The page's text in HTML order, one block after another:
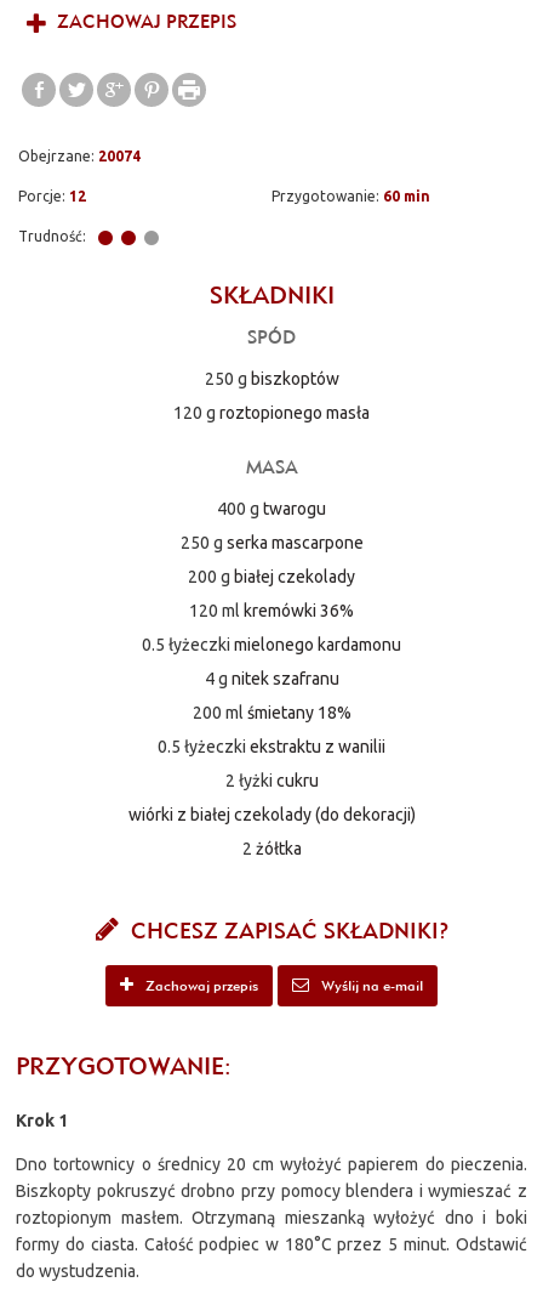
ZACHOWAJ PRZEPIS
Obejrzane: 20074
Porcje: 12 Przygotowanie: 60 min
Trudność:
SKŁADNIKI
SPÓD
250 g biszkoptów
120 g roztopionego masła
MASA
400 g twarogu
250 g serka mascarpone
200 g białej czekolady
120 ml kremówki 36%
0.5 łyżeczki mielonego kardamonu
4 g nitek szafranu
200 ml śmietany 18%
0.5 łyżeczki ekstraktu z wanilii
2 łyżki cukru
wiórki z białej czekolady (do dekoracji)
2 żółtka
CHCESZ ZAPISAĆ SKŁADNIKI?
Zachowaj przepis Wyślij na e-mail
PRZYGOTOWANIE:
Krok 1
Dno tortownicy o średnicy 20 cm wyłożyć papierem do pieczenia.
Biszkopty pokruszyć drobno przy pomocy blendera i wymieszać z
roztopionym masłem. Otrzymaną mieszanką wyłożyć dno i boki
formy do ciasta. Całość podpiec w 180°C przez 5 minut. Odstawić
do wystudzenia.